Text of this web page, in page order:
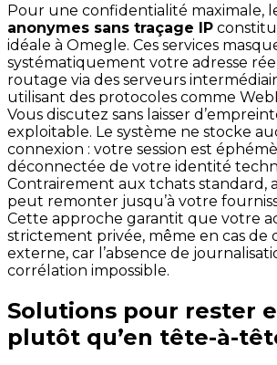
Pour une confidentialité maximale,
anonymes sans traçage IP
idéale à Omegle. Ces services
systématiquement votre adresse
routage via des serveurs
utilisant des protocoles comme
Vous discutez sans laisser
exploitable. Le système ne stocke
connexion : votre session est
déconnectée de votre identité
Contrairement aux tchats standard,
peut remonter jusqu’à votre
Cette approche garantit que votre
strictement privée, même en cas de
externe, car l’absence de
corrélation impossible.
Solutions pour rester
plutôt qu’en tête-à-